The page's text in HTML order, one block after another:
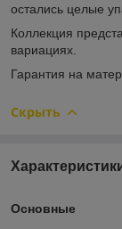
остались целые
Коллекция
вариациях.
Гарантия на
Скрыть
Основные